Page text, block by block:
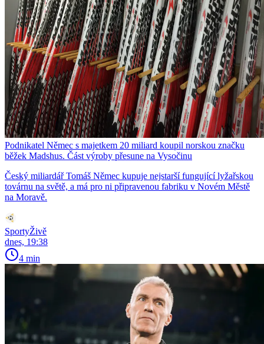
Podnikatel Němec s majetkem 20 miliard koupil norskou značku
běžek Madshus. Část výroby přesune na Vysočinu
Český miliardář Tomáš Němec kupuje nejstarší fungující lyžařskou
továrnu na světě, a má pro ni připravenou fabriku v Novém Městě
na Moravě.
SportyŽivě
dnes, 19:38
4 min